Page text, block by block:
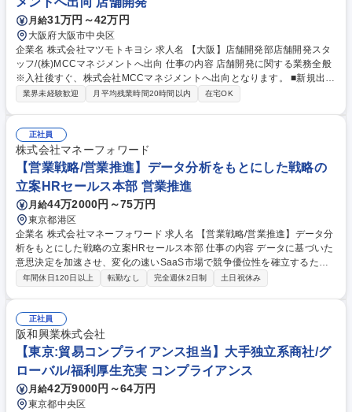
月給31万円～42万円
大阪府大阪市中央区
企業名 株式会社マツモトキヨシ 求人名 【大阪】店舗開発部店舗開発スタ
ッフ/(株)MCCマネジメントへ出向 仕事の内容 店舗開発に関する業務全般
※入社後すぐ、株式会社MCCマネジメントへ出向となります。 ■新規出店
に向けた物件情報の収集、選定 ■不動産会社やデベロッパーとの折衝、契
ネジメントへ出向
業界未経験歓迎 月平均残業時間20時間以内 在宅OK
正社員
株式会社マネーフォワード
【営業戦略/営業推進】データ分析をもとにした戦略の
立案HRセールス本部 営業推進
月給44万2000円～75万円
東京都港区
企業名 株式会社マネーフォワード 求人名 【営業戦略/営業推進】データ分
析をもとにした戦略の立案HRセールス本部 仕事の内容 データに基づいた
意思決定を加速させ、変化の速いSaaS市場で競争優位性を確立するため
に、共に戦略を立案・実行し、事業成長を加速させてくれるメンバーを募
ペレーション、受注管理、売上管理等に関連するオペレーションの構築・
改善■SFA, CRM等の活用推進■新卒や中途入社者の営業研修、オンボーデ
ィングのプロセス設計、実行支援■営業部門を含む、部門横断的なプロジ
ェクトの企画・推進、関係者との連携・調整 募集職種 【営業戦略/営業推
進】データ分析をもとにした戦略の立案HRセールス本部
年間休日120日以上 転勤なし 完全週休2日制 土日祝休み
正社員
阪和興業株式会社
【東京:貿易コンプライアンス担当】大手独立系商社/グ
ローバル/福利厚生充実 コンプライアンス
月給42万9000円～64万円
東京都中央区